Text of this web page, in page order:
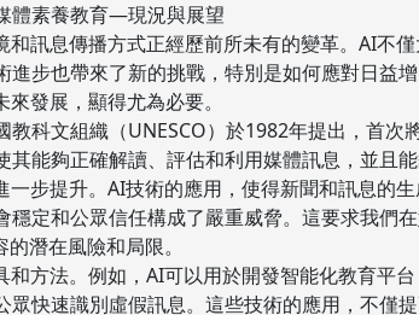
體素養教育—現況與展望
訊息傳播方式正經歷前所未有的變革。AI不
步也帶來了新的挑戰，特別是如何應對日益
發展，顯得尤為必要。
科文組織（UNESCO）於1982年提出，首
能夠正確解讀、評估和利用媒體訊息，並且
步提升。AI技術的應用，使得新聞和訊息的
定和公眾信任構成了嚴重威脅。這要求我們
潛在風險和局限。
方法。例如，AI可以用於開發智能化教育平
快速識別虛假訊息。這些技術的應用，不僅